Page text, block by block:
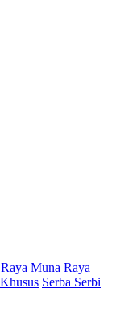
Muna Raya
Serba Serbi